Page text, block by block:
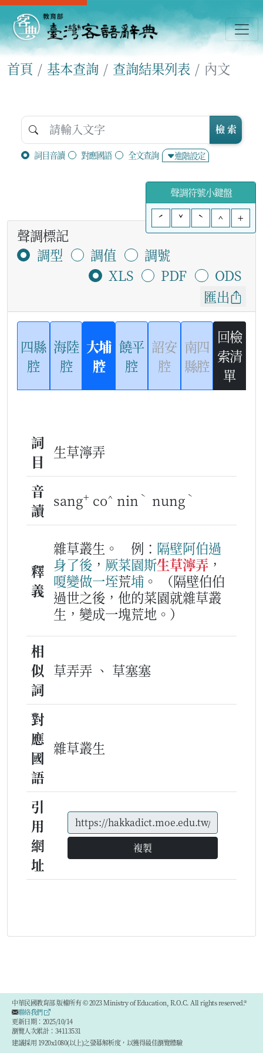
首頁 基本查詢 查詢結果列表 內文
詞目音讀 對應國語 全文查詢 進階設定
檢 索
聲調符號小鍵盤
ˊ
ˇ ˋ ^ +
聲調標記
調型
調值
調號
XLS
PDF
ODS
匯出
四縣
腔
海陸
腔
大埔
腔
饒平
腔
詔安
腔
南四
縣腔
回檢
索清
單
詞
目
生草濘弄
音
讀
sang+ co^ nin ˋ nung ˋ
釋
義
雜草叢生。 例： 隔壁阿伯過
身了後 ， 厥菜園斯生草濘弄 ，
嗄變做一垤荒埔 。
（隔壁伯伯
過世之後，他的菜園就雜草叢
生，變成一塊荒地。）
相
似
詞
草弄弄 、 草塞塞
對
應
國
語
雜草叢生
引
用
網
址
複製
中華民國教育部 版權所有 © 2023 Ministry of Education, R.O.C. All rights reserved.®
聯絡我們
更新日期：2025/10/14
瀏覽人次累計：34113531
建議採用 1920x1080(以上)之螢幕解析度，以獲得最佳瀏覽體驗